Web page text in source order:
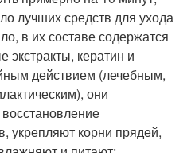
лучших средств для ухода
в их составе содержатся
экстракты, кератин и
действием (лечебным,
они
укрепляют корни прядей,